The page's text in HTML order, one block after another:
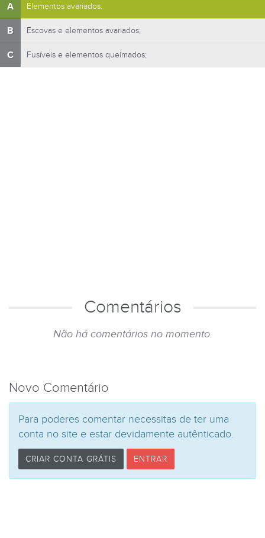
A Elementos avariados.
B Escovas e elementos avariados;
C Fusíveis e elementos queimados;
Comentários
Não há comentários no momento.
Novo Comentário
Para poderes comentar necessitas de ter uma
conta no site e estar devidamente autênticado.
CRIAR CONTA GRÁTIS ENTRAR